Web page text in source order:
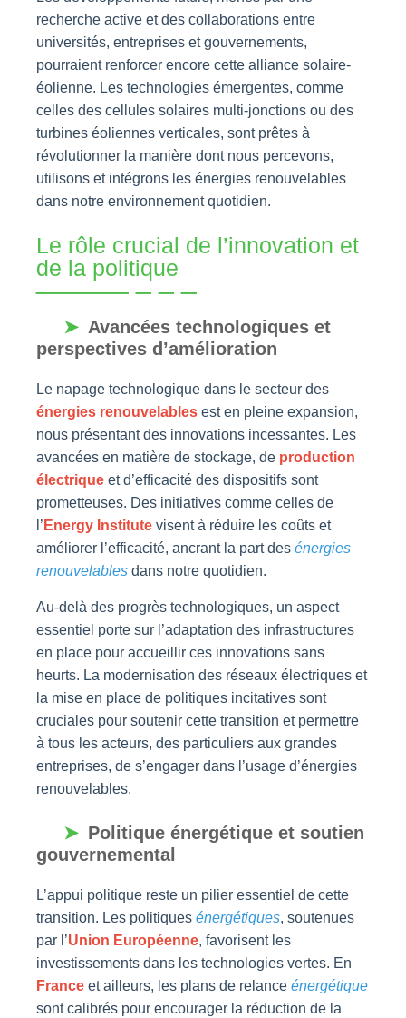
recherche active et des collaborations entre
universités, entreprises et gouvernements,
pourraient renforcer encore cette alliance solaire-
éolienne. Les technologies émergentes, comme
celles des cellules solaires multi-jonctions ou des
turbines éoliennes verticales, sont prêtes à
révolutionner la manière dont nous percevons,
utilisons et intégrons les énergies renouvelables
dans notre environnement quotidien.
Le rôle crucial de l’innovation et
de la politique
Avancées technologiques et
perspectives d’amélioration
Le napage technologique dans le secteur des
énergies renouvelables est en pleine expansion,
nous présentant des innovations incessantes. Les
avancées en matière de stockage, de production
électrique et d’efficacité des dispositifs sont
prometteuses. Des initiatives comme celles de
l’ Energy Institute visent à réduire les coûts et
améliorer l’efficacité, ancrant la part des énergies
renouvelables dans notre quotidien.
Au-delà des progrès technologiques, un aspect
essentiel porte sur l’adaptation des infrastructures
en place pour accueillir ces innovations sans
heurts. La modernisation des réseaux électriques et
la mise en place de politiques incitatives sont
cruciales pour soutenir cette transition et permettre
à tous les acteurs, des particuliers aux grandes
entreprises, de s’engager dans l’usage d’énergies
renouvelables.
Politique énergétique et soutien
gouvernemental
L’appui politique reste un pilier essentiel de cette
transition. Les politiques énergétiques, soutenues
par l’Union Européenne, favorisent les
investissements dans les technologies vertes. En
France et ailleurs, les plans de relance énergétique
sont calibrés pour encourager la réduction de la